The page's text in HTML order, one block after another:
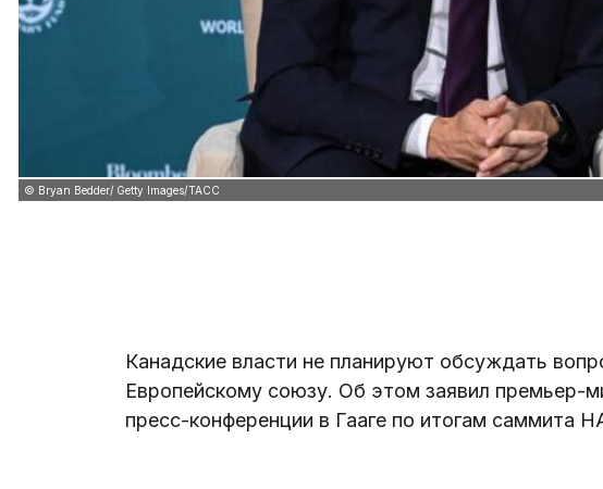
© Bryan Bedder/ Getty Images/ТАСС
Канадские власти не планируют обсуждать
Европейскому союзу. Об этом заявил премьер-
пресс-конференции в Гааге по итогам саммита